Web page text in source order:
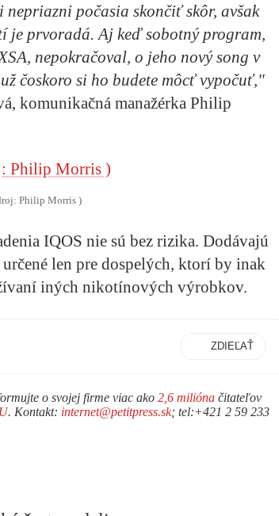
nepriazni počasia skončiť skôr, avšak
je prvoradá. Aj keď sobotný program,
nepokračoval, o jeho nový song v
čoskoro si ho budete môcť vypočuť,"
komunikačná manažérka Philip
Philip Morris )
IQOS nie sú bez rizika. Dodávajú
len pre dospelých, ktorí by inak
iných nikotínových výrobkov.
ZDIEĽAŤ
o svojej firme viac ako 2,6 milióna čitateľov
. Kontakt: internet@petitpress.sk; tel:+421 2 59 233